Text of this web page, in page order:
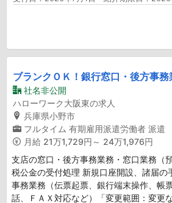
ブランクＯＫ！銀行窓口・後方事務
社名非公開
ハローワーク大阪東の求人
兵庫県小野市
フルタイム 有期雇用派遣労働者 派遣
月給 21万1,729円～ 24万1,976円
支店の窓口・後方事務業務・窓口業務（
税公金の受付処理 新規口座開設、諸届の
事務業務（伝票起票、銀行端末操作、帳
話、ＦＡＸ対応など）「変更範囲：変更な